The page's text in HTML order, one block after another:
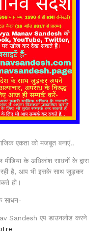
एकता को मजबूत बनाएं..
के अधिकांश साधनों के द्वारा
है, आप भी इसके साथ जूड़कर
हो।
साधन-
Sandesh एप डाउनलोड करने